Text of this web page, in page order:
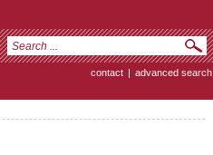
contact | advanced search